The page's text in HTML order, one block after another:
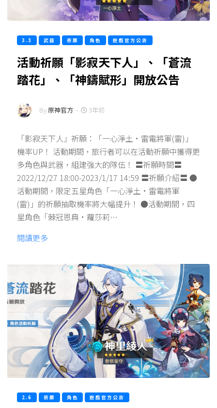
3.3 武器 祈願 角色 遊戲官方公告
活動祈願「影寂天下人」、「蒼流
踏花」、「神鑄賦形」開放公告
By原神官方 - 3年前
「影寂天下人」祈願：「一心淨土·雷電將軍(雷)」
機率UP！ 活動期間，旅行者可以在活動祈願中獲得更
多角色與武器，組建強大的隊伍！ 〓祈願時間〓
2022/12/27 18:00-2023/1/17 14:59 〓祈願介紹〓 ●
活動期間，限定五星角色「一心淨土·雷電將軍
(雷)」的祈願抽取機率將大幅提升！ ●活動期間，四
星角色「棘冠恩典·蘿莎莉…
閱讀更多
2.6 祈願 角色 遊戲官方公告